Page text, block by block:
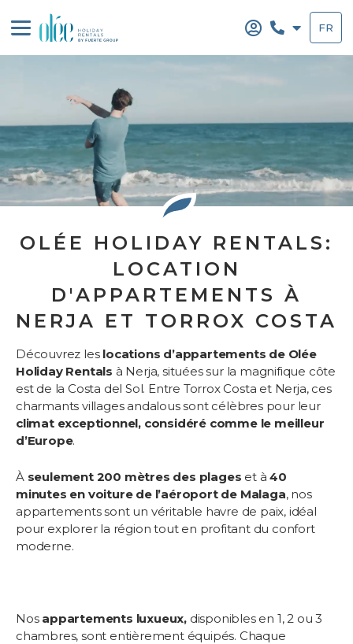
au
contenu
FR
OLÉE HOLIDAY RENTALS:
LOCATION
D'APPARTEMENTS À
NERJA ET TORROX COSTA
Découvrez les locations d’appartements de Olée
Holiday Rentals à Nerja, situées sur la magnifique côte
est de la Costa del Sol. Entre Torrox Costa et Nerja, ces
charmants villages andalous sont célèbres pour leur
climat exceptionnel, considéré comme le meilleur
d’Europe.
À seulement 200 mètres des plages et à40
minutes en voiture de l’aéroport de Malaga, nos
appartements sont un véritable havre de paix, idéal
pour explorer la région tout en profitant du confort
moderne.
Nos appartements luxueux,disponibles en 1, 2 ou 3
chambres, sont entièrement équipés. Chaque